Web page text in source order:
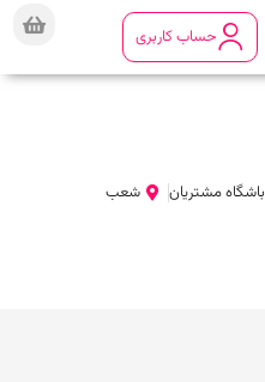
حساب کاربری
باشگاه مشتریان شعب